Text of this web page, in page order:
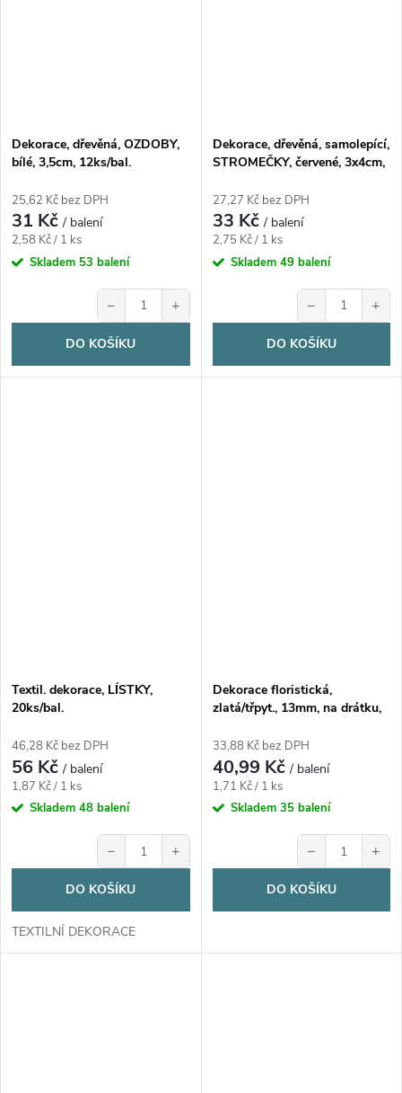
Dekorace, dřevěná, OZDOBY,
bílé, 3,5cm, 12ks/bal.
25,62 Kč bez DPH
31 Kč/ balení
Měrná
cena:
2,58 Kč / 1 ks
Skladem 53 balení
− +
DO KOŠÍKU
Dekorace, dřevěná, samolepící,
STROMEČKY, červené, 3x4cm,
27,27 Kč bez DPH
33 Kč/ balení
Měrná
cena:
2,75 Kč / 1 ks
Skladem 49 balení
− +
DO KOŠÍKU
Textil. dekorace, LÍSTKY,
20ks/bal.
46,28 Kč bez DPH
56 Kč/ balení
Měrná
cena:
1,87 Kč / 1 ks
Skladem 48 balení
− +
DO KOŠÍKU
TEXTILNÍ DEKORACE
Dekorace floristická,
zlatá/třpyt., 13mm, na drátku,
33,88 Kč bez DPH
40,99 Kč/ balení
Měrná
cena:
1,71 Kč / 1 ks
Skladem 35 balení
− +
DO KOŠÍKU